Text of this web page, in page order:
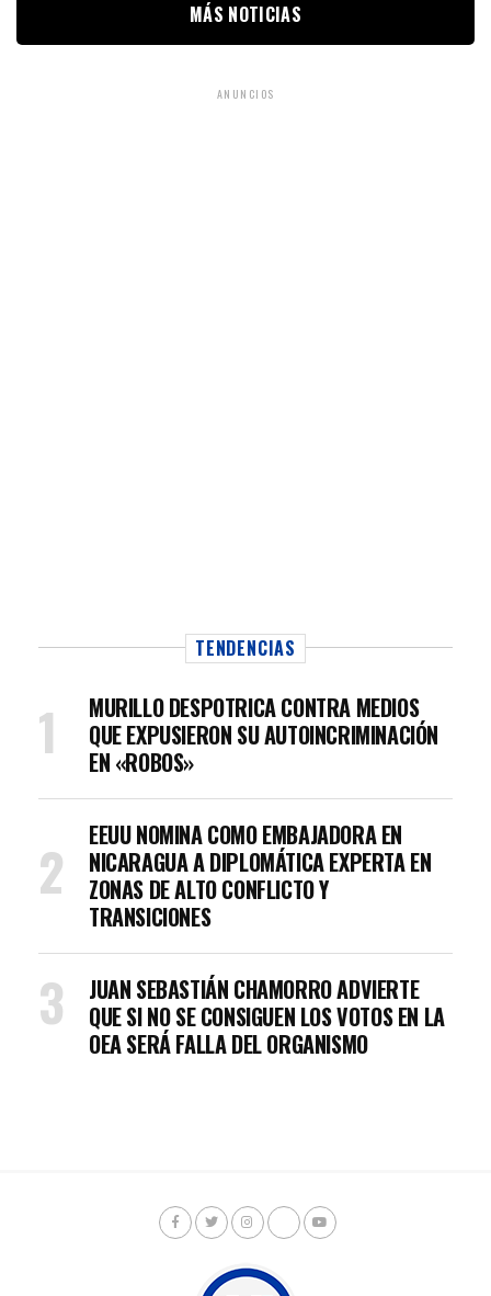
MÁS NOTICIAS
ANUNCIOS
TENDENCIAS
MURILLO DESPOTRICA CONTRA MEDIOS
QUE EXPUSIERON SU AUTOINCRIMINACIÓN
EN «ROBOS»
EEUU NOMINA COMO EMBAJADORA EN
NICARAGUA A DIPLOMÁTICA EXPERTA EN
ZONAS DE ALTO CONFLICTO Y
TRANSICIONES
JUAN SEBASTIÁN CHAMORRO ADVIERTE
QUE SI NO SE CONSIGUEN LOS VOTOS EN LA
OEA SERÁ FALLA DEL ORGANISMO